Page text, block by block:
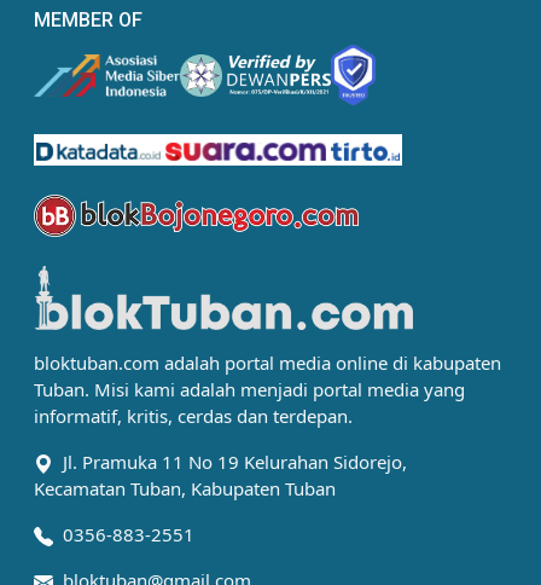
MEMBER OF
bloktuban.com adalah portal media online di kabupaten
Tuban. Misi kami adalah menjadi portal media yang
informatif, kritis, cerdas dan terdepan.
Jl. Pramuka 11 No 19 Kelurahan Sidorejo,
Kecamatan Tuban, Kabupaten Tuban
0356-883-2551